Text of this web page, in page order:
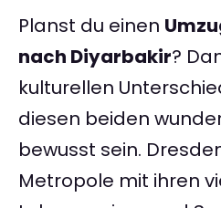
Planst du einen
nach Diyarbakir?
kulturellen
diesen beiden
bewusst sein.
Metropole mit ihren